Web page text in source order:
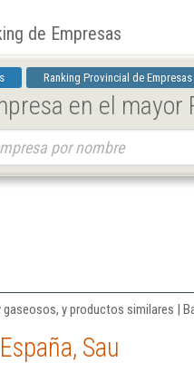
de Empresas
Ranking Provincial de Empresas
en el mayor
y productos similares |
Sau